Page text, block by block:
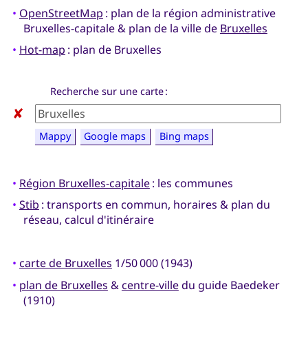
• OpenStreetMap : plan de la région administrative
Bruxelles-capitale & plan de la ville de Bruxelles
• Hot-map : plan de Bruxelles
Recherche sur une carte :
✘
Mappy Google maps Bing maps
• Région Bruxelles-capitale: les communes
• Stib : transports en commun, horaires & plan du
réseau, calcul d'itinéraire
• carte de Bruxelles 1/50 000 (1943)
• plan de Bruxelles &centre-villedu guide Baedeker
(1910)